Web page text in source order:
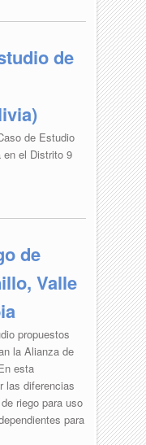
de
de Estudio
en el Distrito 9
de
Valle
propuestos
la Alianza de
esta
las diferencias
riego para uso
para